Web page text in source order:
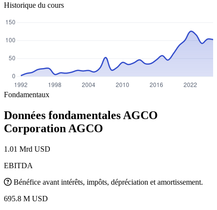
Historique du cours
Fondamentaux
Données fondamentales AGCO
Corporation AGCO
1.01 Mrd USD
EBITDA
Bénéfice avant intérêts, impôts, dépréciation et amortissement.
695.8 M USD